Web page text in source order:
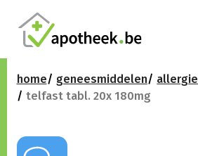
home geneesmiddelen
allergie
telfast tabl. 20x 180mg